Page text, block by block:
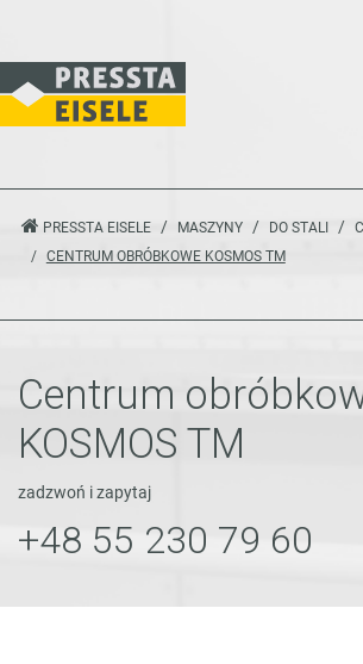
PRESSTA EISELE MASZYNY DO STALI
CENTRUM OBRÓBKOWE KOSMOS TM
Centrum
KOSMOS TM
zadzwoń i zapytaj
+48 55 230 79 60